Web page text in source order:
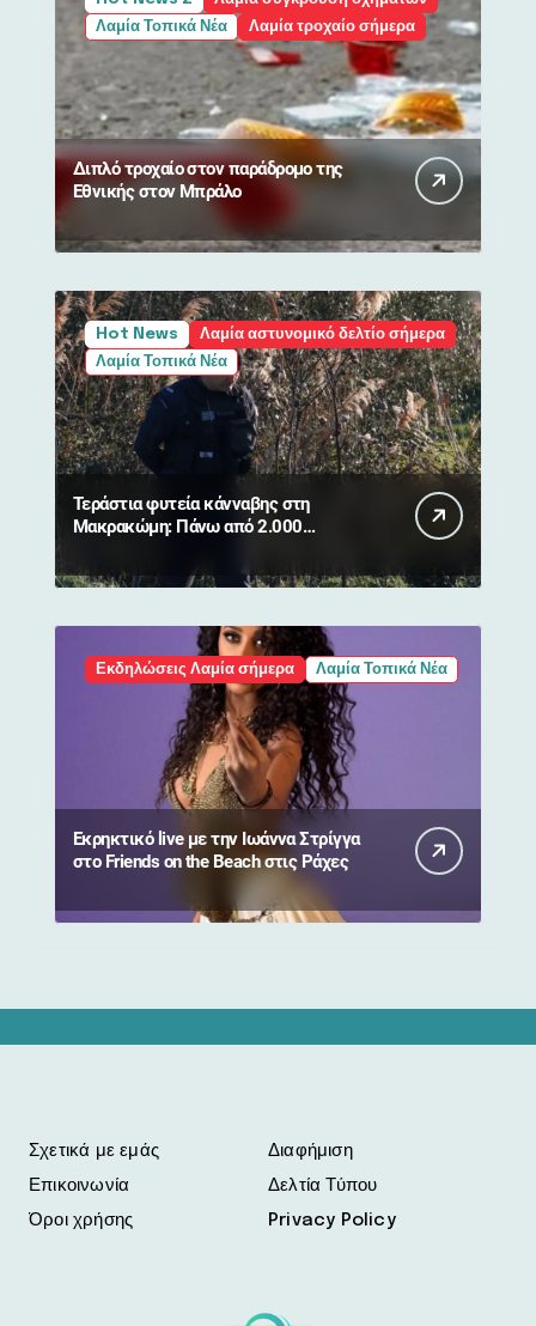
Λαμία Τοπικά Νέα
Λαμία τροχαίο σήμερα
Διπλό τροχαίο στον παράδρομο της
Εθνικής στον Μπράλο
Hot News
Λαμία αστυνομικό δελτίο σήμερα
Λαμία Τοπικά Νέα
Τεράστια φυτεία κάνναβης στη
Μακρακώμη: Πάνω από 2.000
Εκδηλώσεις Λαμία σήμερα Λαμία Τοπικά Νέα
Εκρηκτικό live με την Ιωάννα Στρίγγα
στο Friends on the Beach στις Ράχες
Σχετικά με εμάς
Επικοινωνία
Όροι χρήσης
Διαφήμιση
Δελτία Τύπου
Privacy Policy